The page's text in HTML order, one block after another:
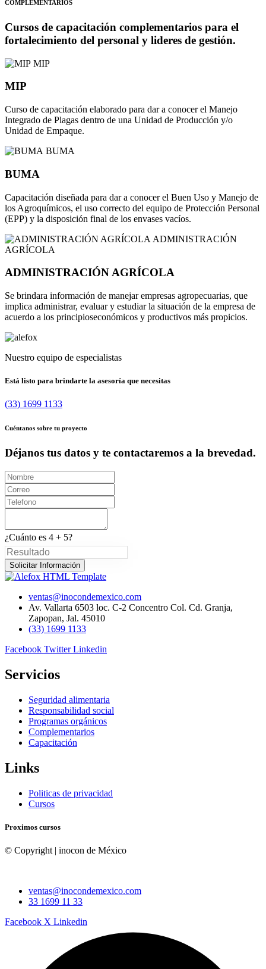
COMPLEMENTARIOS
Cursos de capacitación complementarios para el
fortalecimiento del personal y lideres de gestión.
MIP
MIP
Curso de capacitación elaborado para dar a conocer el Manejo
Integrado de Plagas dentro de una Unidad de Producción y/o
Unidad de Empaque.
BUMA
BUMA
Capacitación diseñada para dar a conocer el Buen Uso y Manejo de
los Agroquímicos, el uso correcto del equipo de Protección Personal
(EPP) y la disposición final de los envases vacíos.
ADMINISTRACIÓN
AGRÍCOLA
ADMINISTRACIÓN AGRÍCOLA
Se brindara información de manejar empresas agropecuarias, que
implica administrar, evaluar y estudiar la situación de la empresa de
acuerdo a los principioseconómicos y productivos más propicios.
Nuestro equipo de especialistas
Está listo para brindarte la asesoría que necesitas
(33) 1699 1133
Cuéntanos sobre tu proyecto
Déjanos tus datos y te contactaremos a la brevedad.
¿Cuánto es 4 + 5?
Solicitar Información
ventas@inocondemexico.com
Av. Vallarta 6503 loc. C-2 Concentro Col. Cd. Granja,
Zapopan, Jal. 45010
(33) 1699 1133
Facebook Twitter Linkedin
Servicios
Seguridad alimentaria
Responsabilidad social
Programas orgánicos
Complementarios
Capacitación
Links
Politicas de privacidad
Cursos
Proximos cursos
© Copyright | inocon de México
ventas@inocondemexico.com
33 1699 11 33
Facebook X Linkedin